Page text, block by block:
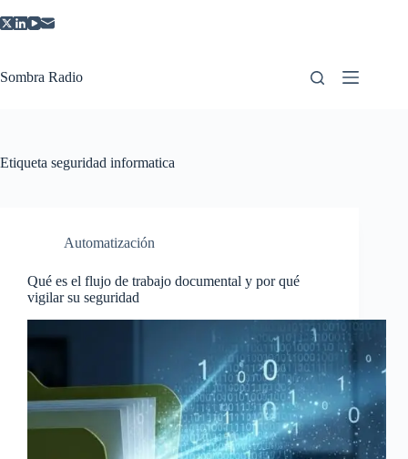
al
Sombra Radio
Etiqueta seguridad informatica
Automatización
Qué es el flujo de trabajo documental y por qué
vigilar su seguridad